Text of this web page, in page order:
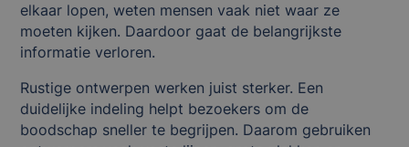
elkaar lopen, weten mensen vaak niet waar ze
moeten kijken. Daardoor gaat de belangrijkste
informatie verloren.
Rustige ontwerpen werken juist sterker. Een
duidelijke indeling helpt bezoekers om de
boodschap sneller te begrijpen. Daarom gebruiken